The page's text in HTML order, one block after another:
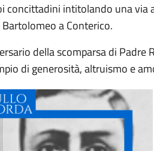
concittadini intitolando una via
a Conterico.
della scomparsa di
di generosità, altruismo e